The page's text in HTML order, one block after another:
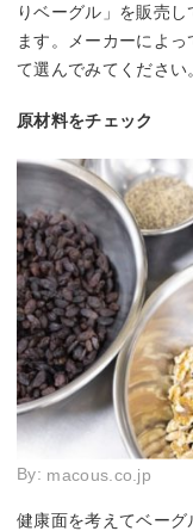
りベーグル」を販売
ます。メーカーによ
て選んでみてください
原材料をチェック
By: macous.co.jp
健康面を考えてベー